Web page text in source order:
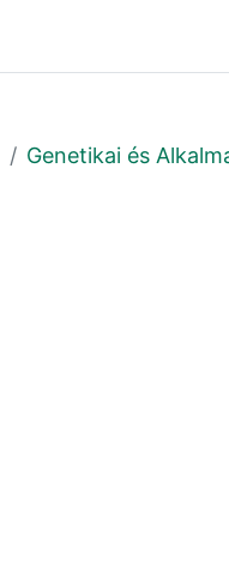
Genetikai és